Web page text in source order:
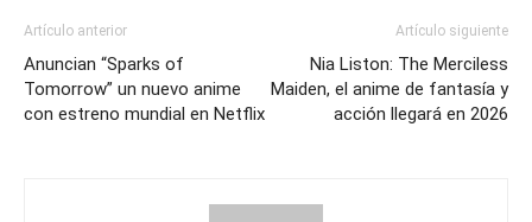
Artículo anterior
Anuncian “Sparks of
Tomorrow” un nuevo anime
con estreno mundial en Netflix
Artículo siguiente
Nia Liston: The Merciless
Maiden, el anime de fantasía y
acción llegará en 2026